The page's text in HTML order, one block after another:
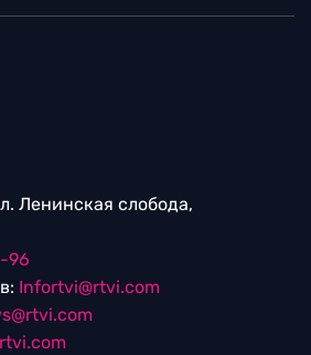
Ленинская слобода,
96
Infortvi@rtvi.com